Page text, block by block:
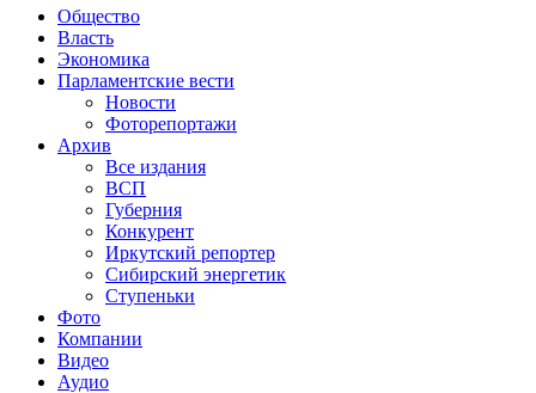
Общество
Власть
Экономика
Парламентские вести
Новости
Фоторепортажи
Архив
Все издания
ВСП
Губерния
Конкурент
Иркутский репортер
Сибирский энергетик
Ступеньки
Фото
Компании
Видео
Аудио